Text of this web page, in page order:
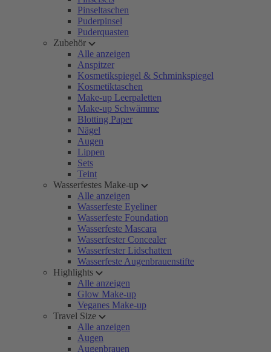
Pinseltaschen
Puderpinsel
Puderquasten
Zubehör
Alle anzeigen
Anspitzer
Kosmetikspiegel & Schminkspiegel
Kosmetiktaschen
Make-up Leerpaletten
Make-up Schwämme
Blotting Paper
Nägel
Augen
Lippen
Sets
Teint
Wasserfestes Make-up
Alle anzeigen
Wasserfeste Eyeliner
Wasserfeste Foundation
Wasserfeste Mascara
Wasserfester Concealer
Wasserfester Lidschatten
Wasserfeste Augenbrauenstifte
Highlights
Alle anzeigen
Glow Make-up
Veganes Make-up
Travel Size
Alle anzeigen
Augen
Augenbrauen